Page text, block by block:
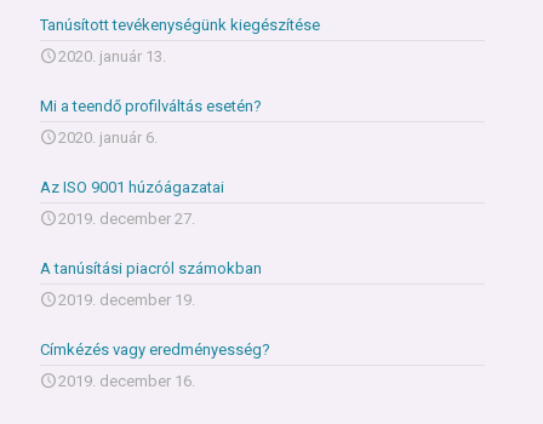
Tanúsított tevékenységünk kiegészítése
2020. január 13.
Mi a teendő profilváltás esetén?
2020. január 6.
Az ISO 9001 húzóágazatai
2019. december 27.
A tanúsítási piacról számokban
2019. december 19.
Címkézés vagy eredményesség?
2019. december 16.